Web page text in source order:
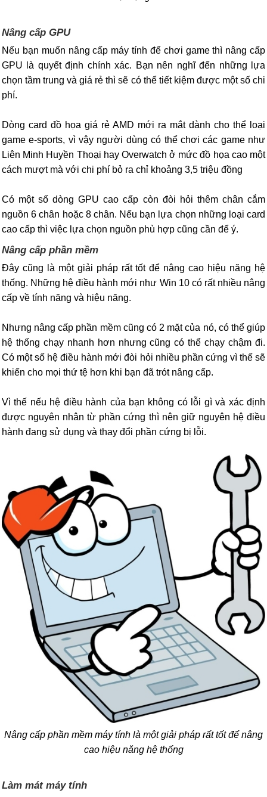
Nâng cấp GPU
Nếu bạn muốn nâng cấp máy tính để chơi game thì nâng cấp
GPU là quyết định chính xác. Bạn nên nghĩ đến những lựa
chọn tầm trung và giá rẻ thì sẽ có thể tiết kiệm được một số chi
phí.
Dòng card đồ họa giá rẻ AMD mới ra mắt dành cho thể loại
game e-sports, vì vậy người dùng có thể chơi các game như
Liên Minh Huyền Thoại hay Overwatch ở mức đồ họa cao một
cách mượt mà với chi phí bỏ ra chỉ khoảng 3,5 triệu đồng
Có một số dòng GPU cao cấp còn đòi hỏi thêm chân cắm
nguồn 6 chân hoặc 8 chân. Nếu bạn lựa chọn những loại card
cao cấp thì việc lựa chọn nguồn phù hợp cũng cần để ý.
Nâng cấp phần mềm
Đây cũng là một giải pháp rất tốt để nâng cao hiệu năng hệ
thống. Những hệ điều hành mới như Win 10 có rất nhiều nâng
cấp về tính năng và hiệu năng.
Nhưng nâng cấp phần mềm cũng có 2 mặt của nó, có thể giúp
hệ thống chạy nhanh hơn nhưng cũng có thể chạy chậm đi.
Có một số hệ điều hành mới đòi hỏi nhiều phần cứng vì thế sẽ
khiến cho mọi thứ tệ hơn khi bạn đã trót nâng cấp.
Vì thế nếu hệ điều hành của bạn không có lỗi gì và xác định
được nguyên nhân từ phần cứng thì nên giữ nguyên hệ điều
hành đang sử dụng và thay đổi phần cứng bị lỗi.
Nâng cấp phần mềm máy tính là một giải pháp rất tốt để nâng
cao hiệu năng hệ thống
Làm mát máy tính